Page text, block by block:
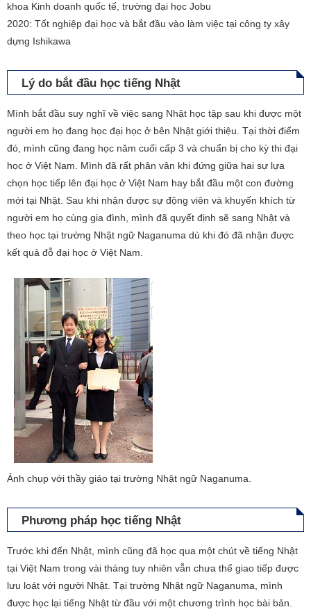
khoa Kinh doanh quốc tế, trường đại học Jobu
2020: Tốt nghiệp đại học và bắt đầu vào làm việc tại công ty xây
dựng Ishikawa
Lý do bắt đầu học tiếng Nhật
Mình bắt đầu suy nghĩ về việc sang Nhật học tập sau khi được một
người em họ đang học đại học ở bên Nhật giới thiệu. Tại thời điểm
đó, mình cũng đang học năm cuối cấp 3 và chuẩn bị cho kỳ thi đại
học ở Việt Nam. Mình đã rất phân vân khi đứng giữa hai sự lựa
chọn học tiếp lên đại học ở Việt Nam hay bắt đầu một con đường
mới tại Nhật. Sau khi nhận được sự động viên và khuyến khích từ
người em họ cùng gia đình, mình đã quyết định sẽ sang Nhật và
theo học tại trường Nhật ngữ Naganuma dù khi đó đã nhận được
kết quả đỗ đại học ở Việt Nam.
Ảnh chụp với thầy giáo tại trường Nhật ngữ Naganuma.
Phương pháp học tiếng Nhật
Trước khi đến Nhật, mình cũng đã học qua một chút về tiếng Nhật
tại Việt Nam trong vài tháng tuy nhiên vẫn chưa thể giao tiếp được
lưu loát với người Nhật. Tại trường Nhật ngữ Naganuma, mình
được học lại tiếng Nhật từ đầu với một chương trình học bài bản.